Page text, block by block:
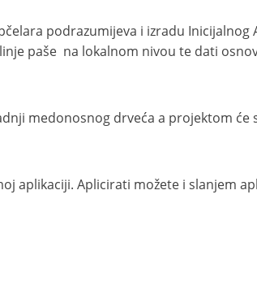
podrazumijeva i izradu Inicijalnog
paše na lokalnom nivou te dati
medonosnog drveća a projektom
aplikaciji. Aplicirati možete i slanjem